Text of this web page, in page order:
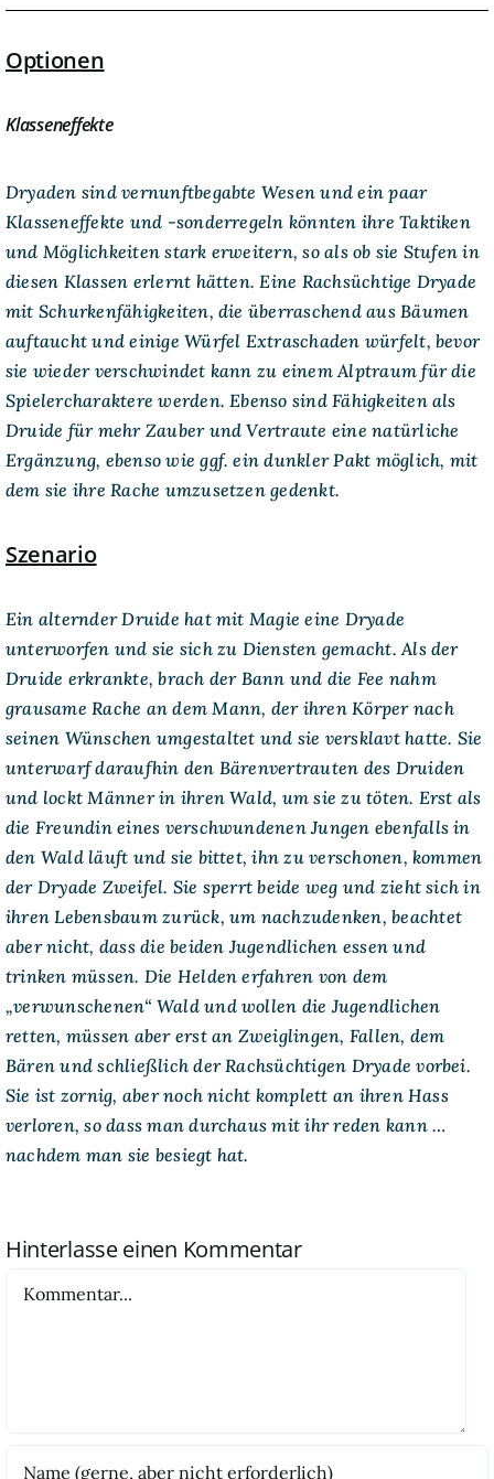
Optionen
Klasseneffekte
Dryaden sind vernunftbegabte Wesen und ein paar
Klasseneffekte und -sonderregeln könnten ihre Taktiken
und Möglichkeiten stark erweitern, so als ob sie Stufen in
diesen Klassen erlernt hätten. Eine Rachsüchtige Dryade
mit Schurkenfähigkeiten, die überraschend aus Bäumen
auftaucht und einige Würfel Extraschaden würfelt, bevor
sie wieder verschwindet kann zu einem Alptraum für die
Spielercharaktere werden. Ebenso sind Fähigkeiten als
Druide für mehr Zauber und Vertraute eine natürliche
Ergänzung, ebenso wie ggf. ein dunkler Pakt möglich, mit
dem sie ihre Rache umzusetzen gedenkt.
Szenario
Ein alternder Druide hat mit Magie eine Dryade
unterworfen und sie sich zu Diensten gemacht. Als der
Druide erkrankte, brach der Bann und die Fee nahm
grausame Rache an dem Mann, der ihren Körper nach
seinen Wünschen umgestaltet und sie versklavt hatte. Sie
unterwarf daraufhin den Bärenvertrauten des Druiden
und lockt Männer in ihren Wald, um sie zu töten. Erst als
die Freundin eines verschwundenen Jungen ebenfalls in
den Wald läuft und sie bittet, ihn zu verschonen, kommen
der Dryade Zweifel. Sie sperrt beide weg und zieht sich in
ihren Lebensbaum zurück, um nachzudenken, beachtet
aber nicht, dass die beiden Jugendlichen essen und
trinken müssen. Die Helden erfahren von dem
„verwunschenen“ Wald und wollen die Jugendlichen
retten, müssen aber erst an Zweiglingen, Fallen, dem
Bären und schließlich der Rachsüchtigen Dryade vorbei.
Sie ist zornig, aber noch nicht komplett an ihren Hass
verloren, so dass man durchaus mit ihr reden kann …
nachdem man sie besiegt hat.
Hinterlasse einen Kommentar